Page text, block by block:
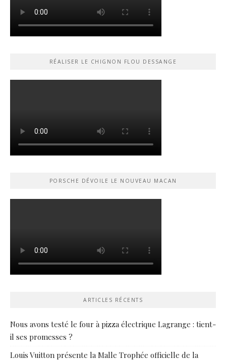
RÉALISER LE CHIGNON FLOU DESSANGE
PORSCHE DÉVOILE LE NOUVEAU MACAN
ARTICLES RÉCENTS
Nous avons testé le four à pizza électrique Lagrange : tient-
il ses promesses ?
Louis Vuitton présente la Malle Trophée officielle de la